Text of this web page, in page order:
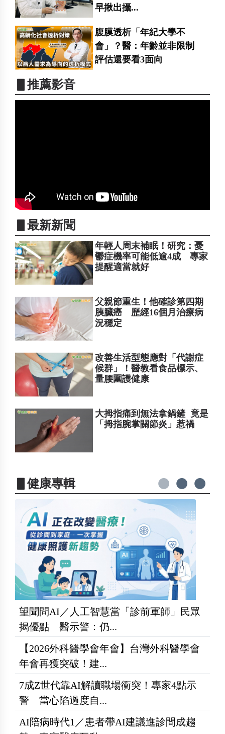
早揪出攝...
腹膜透析「年紀大學不
會」？醫：年齡並非限制
評估還要看3面向
▋推薦影音
▋最新新聞
年輕人周末補眠！研究：憂
鬱症機率可能低逾4成 專家
提醒適當就好
父親節重生！他確診第四期
胰臟癌 歷經16個月治療病
況穩定
改善生活型態應對「代謝症
候群」！醫教看食品標示、
量腰圍護健康
大拇指痛到無法拿鍋鏟 竟是
「拇指腕掌關節炎」惹禍
▋健康專輯
望聞問AI／人工智慧當「診前軍師」民眾
揭優點 醫示警：仍...
【2026外科醫學會年會】台灣外科醫學會
年會再獲突破！建...
7成Z世代靠AI解讀職場衝突！專家4點示
警 當心陷過度自...
AI陪病時代1／患者帶AI建議進診間成趨